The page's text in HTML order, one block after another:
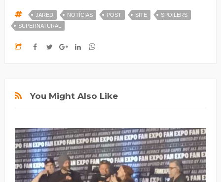
JARED NOTÍCIAS POST SITE
SPOILERS
SUPERNATURAL
You Might Also Like